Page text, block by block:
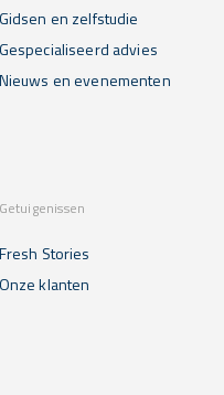
Gidsen en zelfstudie
Gespecialiseerd advies
Nieuws en evenementen
Getuigenissen
Fresh Stories
Onze klanten